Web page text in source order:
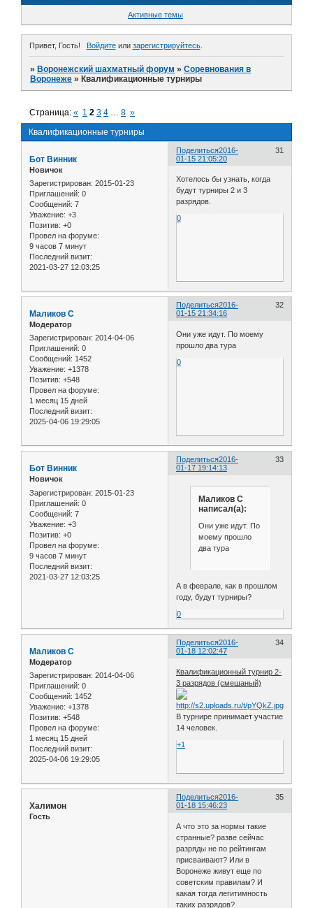
Активные темы
Привет, Гость! Войдитеили зарегистрируйтесь.
»Воронежский шахматный форум »Соревнования в
Воронеже »Квалификационные турниры
Квалификационные турниры
Страница:« 1 2 3 4 … 8 »
Поделиться 31
2016-
01-15 21:05:20
Бот Винник
Новичок
Зарегистрирован: 2015-01-23
Приглашений: 0
Сообщений: 7
Уважение: +3
Позитив: +0
Провел на форуме:
9 часов 7 минут
Последний визит:
2021-03-27 12:03:25
Хотелось бы узнать, когда
будут турниры 2 и 3
разрядов.
0
Поделиться 32
2016-
01-15 21:34:16
Маликов С
Модератор
Зарегистрирован: 2014-04-06
Приглашений: 0
Сообщений: 1452
Уважение: +1378
Позитив: +548
Провел на форуме:
1 месяц 15 дней
Последний визит:
2025-04-06 19:29:05
Они уже идут. По моему
прошло два тура
0
Поделиться 33
2016-
01-17 19:14:13
Бот Винник
Новичок
Зарегистрирован: 2015-01-23
Приглашений: 0
Сообщений: 7
Уважение: +3
Позитив: +0
Провел на форуме:
9 часов 7 минут
Последний визит:
2021-03-27 12:03:25
Маликов С
написал(а):
Они уже идут. По
моему прошло
два тура
А в феврале, как в прошлом
году, будут турниры?
0
Поделиться 34
2016-
01-18 12:02:47
Маликов С
Модератор
Зарегистрирован: 2014-04-06
Приглашений: 0
Сообщений: 1452
Уважение: +1378
Позитив: +548
Провел на форуме:
1 месяц 15 дней
Последний визит:
2025-04-06 19:29:05
Квалификационный турнир 2-
3 разрядов (смешаный)
В турнире принимает участие
14 человек.
+1
Поделиться 35
2016-
01-18 15:46:23
Халимон
Гость
А что это за нормы такие
странные? разве сейчас
разряды не по рейтингам
присваивают? Или в
Воронеже живут еще по
советским правилам? И
какая тогда легитимность
таких разрядов?